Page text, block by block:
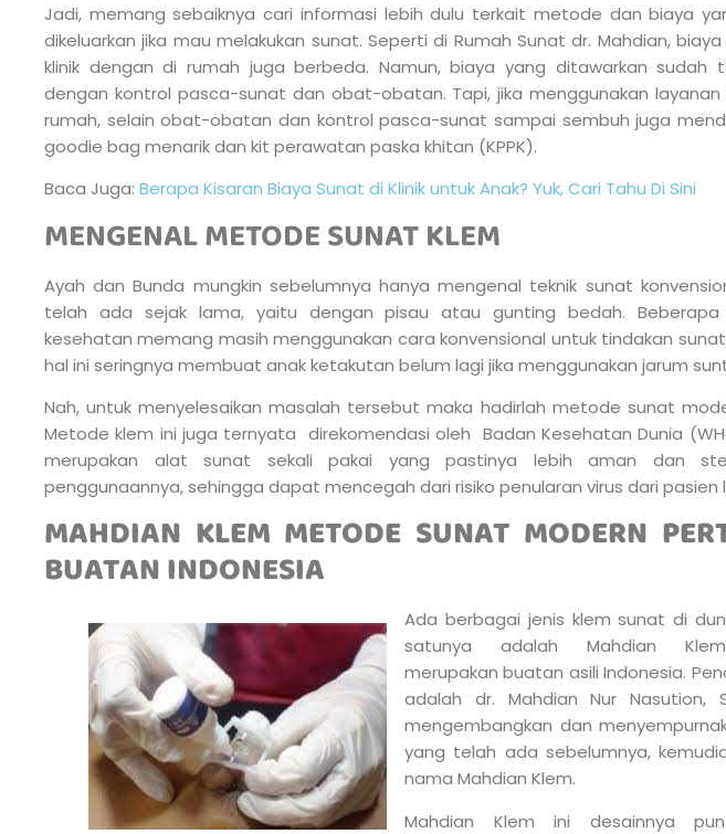
Jadi, memang sebaiknya cari informasi lebih dulu terkait metode dan biaya
dikeluarkan jika mau melakukan sunat. Seperti di Rumah Sunat dr. Mahdian,
klinik dengan di rumah juga berbeda. Namun, biaya yang ditawarkan sudah
dengan kontrol pasca-sunat dan obat-obatan. Tapi, jika menggunakan
rumah, selain obat-obatan dan kontrol pasca-sunat sampai sembuh juga
goodie bag menarik dan kit perawatan paska khitan (KPPK).
Baca Juga: Berapa Kisaran Biaya Sunat di Klinik untuk Anak? Yuk, Cari Tahu Di Sini
MENGENAL METODE SUNAT KLEM
Ayah dan Bunda mungkin sebelumnya hanya mengenal teknik sunat
telah ada sejak lama, yaitu dengan pisau atau gunting bedah. Beberapa
kesehatan memang masih menggunakan cara konvensional untuk tindakan
hal ini seringnya membuat anak ketakutan belum lagi jika menggunakan jarum
Nah, untuk menyelesaikan masalah tersebut maka hadirlah metode sunat
Metode klem ini juga ternyata direkomendasi oleh Badan Kesehatan Dunia
merupakan alat sunat sekali pakai yang pastinya lebih aman dan
penggunaannya, sehingga dapat mencegah dari risiko penularan virus dari pasien
MAHDIAN KLEM METODE SUNAT MODERN
BUATAN INDONESIA
Ada berbagai jenis klem sunat di
satunya adalah Mahdian
merupakan buatan asili Indonesia.
adalah dr. Mahdian Nur Nasution,
mengembangkan dan
yang telah ada sebelumnya,
nama Mahdian Klem.
Mahdian Klem ini desainnya